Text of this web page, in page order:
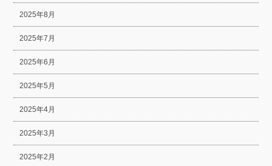
2025年8月
2025年7月
2025年6月
2025年5月
2025年4月
2025年3月
2025年2月